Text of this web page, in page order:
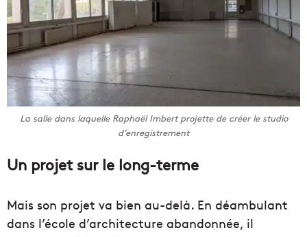
La salle dans laquelle Raphaël Imbert projette de créer le studio
d’enregistrement
Un projet sur le long-terme
Mais son projet va bien au-delà. En déambulant
dans l’école d’architecture abandonnée, il